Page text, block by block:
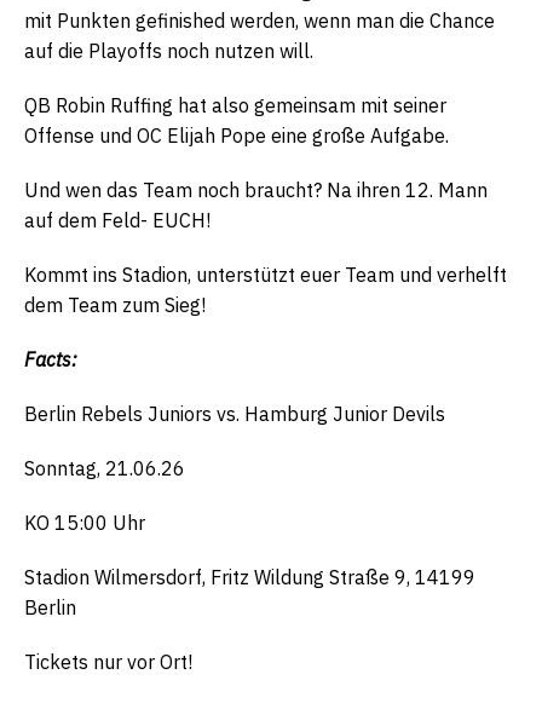
mit Punkten gefinished werden, wenn man die Chance
auf die Playoffs noch nutzen will.
QB Robin Ruffing hat also gemeinsam mit seiner
Offense und OC Elijah Pope eine große Aufgabe.
Und wen das Team noch braucht? Na ihren 12. Mann
auf dem Feld- EUCH!
Kommt ins Stadion, unterstützt euer Team und verhelft
dem Team zum Sieg!
Facts:
Berlin Rebels Juniors vs. Hamburg Junior Devils
Sonntag, 21.06.26
KO 15:00 Uhr
Stadion Wilmersdorf, Fritz Wildung Straße 9, 14199
Berlin
Tickets nur vor Ort!